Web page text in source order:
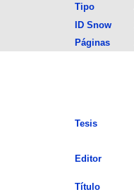
Tipo
ID Snow
Páginas
Tesis
Editor
Título